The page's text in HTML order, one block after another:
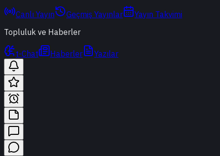
Canlı Yayın Geçmiş Yayınlar
Yayın Takvimi
Topluluk ve Haberler
t-Chat Haberler Yazılar